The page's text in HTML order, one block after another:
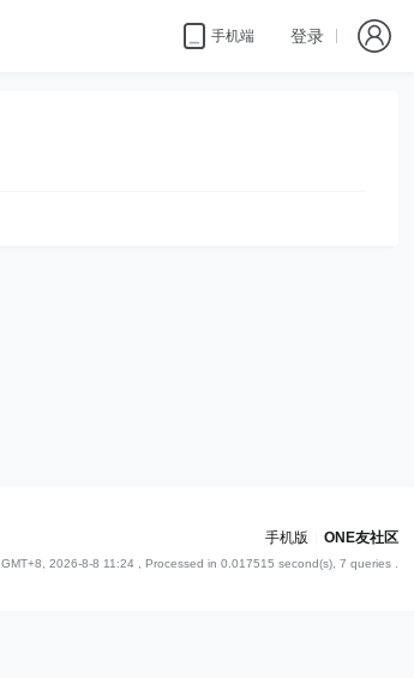
手机端 登录
手机版 ONE友社区
GMT+8, 2026-8-8 11:24, Processed in 0.017515 second(s), 7 queries .